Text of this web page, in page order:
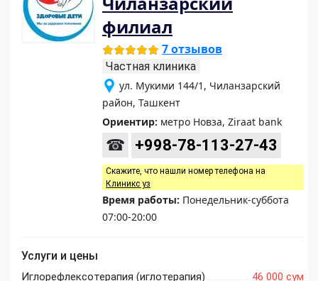
филиал
7 отзывов
Частная клиника
ул. Мукими 144/1, Чиланзарский
район, Ташкент
Ориентир: метро Новза, Ziraat bank
☎ +998-78-113-27-43
Скажите, что нашли номер телефона на
Клиникс уз
Время работы: Понедельник-суббота
07:00-20:00
Услуги и цены
Иглорефлексотерапия (иглотерапия)
46 000 сум